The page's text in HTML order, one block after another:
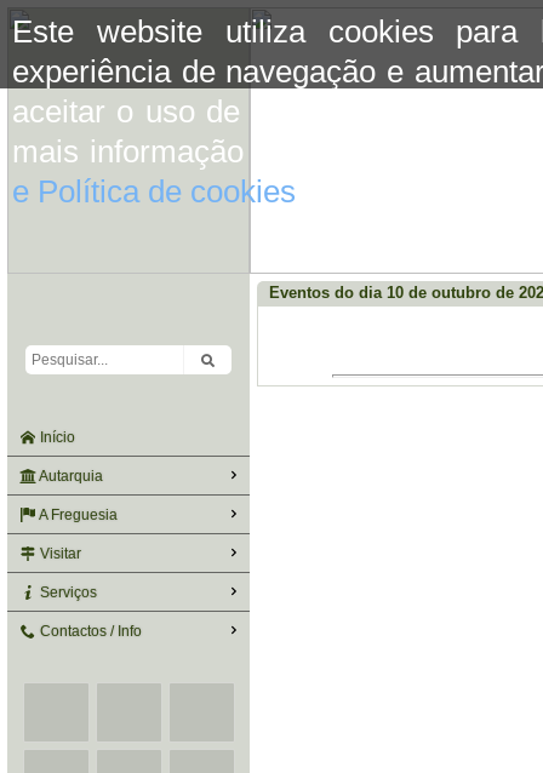
Este website utiliza cookies para
experiência de navegação e
aceitar o uso de cookies basta
mais informação consulte a
e Política de cookies
Início
Autarquia
A Freguesia
Visitar
Serviços
Contactos / Info
Eventos do dia 10 de outubro de